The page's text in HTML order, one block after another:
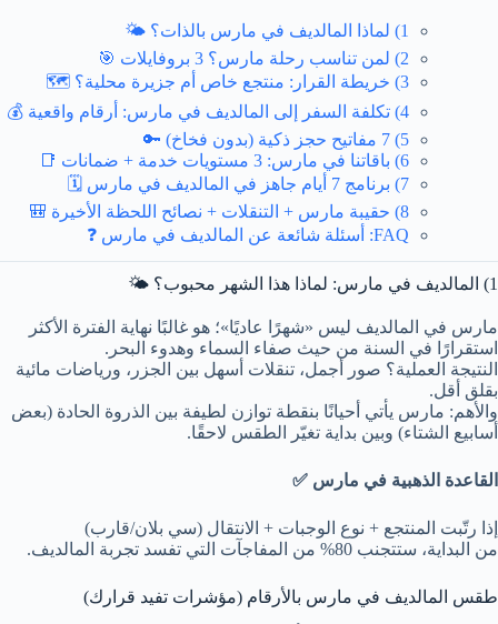
1) لماذا المالديف في مارس بالذات؟ 🌤️
2) لمن تناسب رحلة مارس؟ 3 بروفايلات 🎯
3) خريطة القرار: منتجع خاص أم جزيرة محلية؟ 🗺️
4) تكلفة السفر إلى المالديف في مارس: أرقام واقعية 💰
5) 7 مفاتيح حجز ذكية (بدون فخاخ) 🔑
6) باقاتنا في مارس: 3 مستويات خدمة + ضمانات 📑
7) برنامج 7 أيام جاهز في المالديف في مارس 🗓️
8) حقيبة مارس + التنقلات + نصائح اللحظة الأخيرة 🎒
FAQ: أسئلة شائعة عن المالديف في مارس ❓
1) المالديف في مارس: لماذا هذا الشهر محبوب؟ 🌤️
مارس في المالديف ليس «شهرًا عاديًا»؛ هو غالبًا نهاية الفترة الأكثر
استقرارًا في السنة من حيث صفاء السماء وهدوء البحر.
النتيجة العملية؟ صور أجمل، تنقلات أسهل بين الجزر، ورياضات مائية
بقلق أقل.
والأهم: مارس يأتي أحيانًا بنقطة توازن لطيفة بين الذروة الحادة (بعض
أسابيع الشتاء) وبين بداية تغيّر الطقس لاحقًا.
القاعدة الذهبية في مارس ✅
إذا رتّبت المنتجع + نوع الوجبات + الانتقال (سي بلان/قارب)
من البداية، ستتجنب 80% من المفاجآت التي تفسد تجربة المالديف.
طقس المالديف في مارس بالأرقام (مؤشرات تفيد قرارك)